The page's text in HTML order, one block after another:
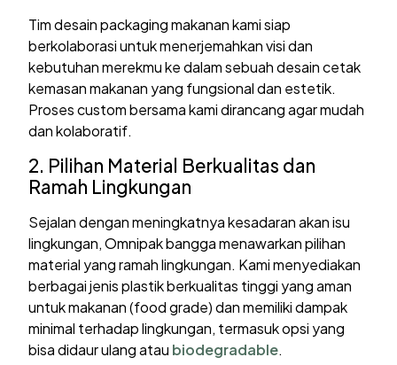
Tim desain packaging makanan kami siap
berkolaborasi untuk menerjemahkan visi dan
kebutuhan merekmu ke dalam sebuah desain cetak
kemasan makanan yang fungsional dan estetik.
Proses custom bersama kami dirancang agar mudah
dan kolaboratif.
2. Pilihan Material Berkualitas dan
Ramah Lingkungan
Sejalan dengan meningkatnya kesadaran akan isu
lingkungan, Omnipak bangga menawarkan pilihan
material yang ramah lingkungan. Kami menyediakan
berbagai jenis plastik berkualitas tinggi yang aman
untuk makanan (food grade) dan memiliki dampak
minimal terhadap lingkungan, termasuk opsi yang
bisa didaur ulang atau biodegradable.